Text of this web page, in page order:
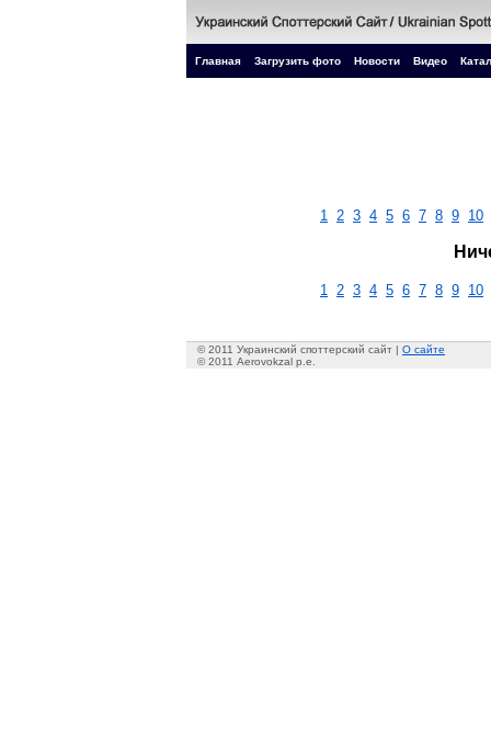
Главная Загрузить фото Новости Видео
1 2 3 4 5 6 7 8 9 10
1 2 3 4 5 6 7 8 9 10
© 2011 Украинский споттерский сайт | О сайте
© 2011 Aerovokzal p.e.